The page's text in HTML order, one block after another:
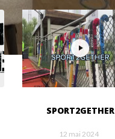
SPORT2GETHER
12 mai 2024